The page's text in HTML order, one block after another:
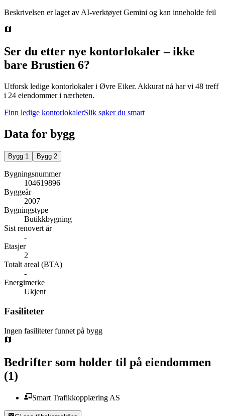
Beskrivelsen er laget av AI-verktøyet Gemini og kan inneholde feil
Ser du etter nye kontorlokaler – ikke
bare Brustien 6?
Utforsk ledige kontorlokaler i Øvre Eiker. Akkurat nå har vi 48 treff
i 24 eiendommer i nærheten.
Finn ledige kontorlokalerSlik søker du smart
Data for bygg
Bygg 1 Bygg 2
Bygningsnummer
104619896
Byggeår
2007
Bygningstype
Butikkbygning
Sist renovert år
-
Etasjer
2
Totalt areal (BTA)
-
Energimerke
Ukjent
Fasiliteter
Ingen fasiliteter funnet på bygg
Bedrifter som holder til på eiendommen
(1)
Smart Trafikkopplæring AS